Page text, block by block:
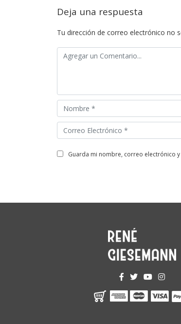
Deja una respuesta
Tu dirección de correo electrónico no
guarda mi nombre, correo electrónico